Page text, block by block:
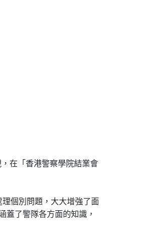
在「香港警察學院結業會
個別問題，大大增強了面
了警隊各方面的知識，